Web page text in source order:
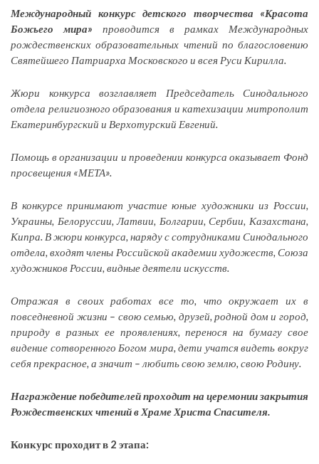
Международный конкурс детского творчества «Красота
Божьего мира» проводится в рамках Международных
рождественских образовательных чтений по благословению
Святейшего Патриарха Московского и всея Руси Кирилла.
Жюри конкурса возглавляет Председатель Синодального
отдела религиозного образования и катехизации митрополит
Екатеринбургский и Верхотурский Евгений.
Помощь в организации и проведении конкурса оказывает Фонд
просвещения «МЕТА».
В конкурсе принимают участие юные художники из России,
Украины, Белоруссии, Латвии, Болгарии, Сербии, Казахстана,
Кипра. В жюри конкурса, наряду с сотрудниками Синодального
отдела, входят члены Российской академии художеств, Союза
художников России, видные деятели искусств.
Отражая в своих работах все то, что окружает их в
повседневной жизни – свою семью, друзей, родной дом и город,
природу в разных ее проявлениях, перенося на бумагу свое
видение сотворенного Богом мира, дети учатся видеть вокруг
себя прекрасное, а значит – любить свою землю, свою Родину.
Награждение победителей проходит на церемонии закрытия
Рождественских чтений в Храме Христа Спасителя.
Конкурс проходит в 2 этапа: